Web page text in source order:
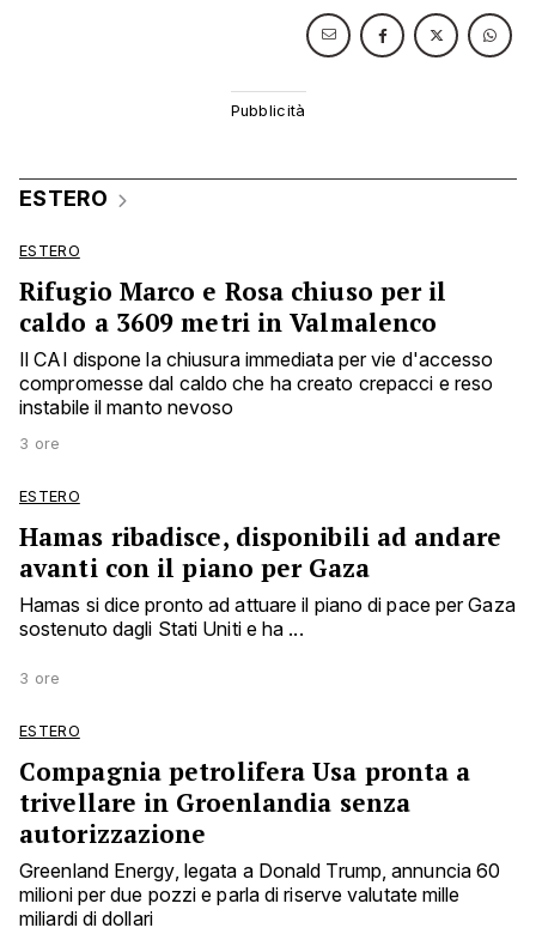
ESTERO
ESTERO
Rifugio Marco e Rosa chiuso per il
caldo a 3609 metri in Valmalenco
Il CAI dispone la chiusura immediata per vie d'accesso
compromesse dal caldo che ha creato crepacci e reso
instabile il manto nevoso
3 ore
ESTERO
Hamas ribadisce, disponibili ad andare
avanti con il piano per Gaza
Hamas si dice pronto ad attuare il piano di pace per Gaza
sostenuto dagli Stati Uniti e ha ...
3 ore
ESTERO
Compagnia petrolifera Usa pronta a
trivellare in Groenlandia senza
autorizzazione
Greenland Energy, legata a Donald Trump, annuncia 60
milioni per due pozzi e parla di riserve valutate mille
miliardi di dollari